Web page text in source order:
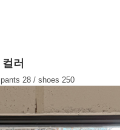
러
28 / shoes 250